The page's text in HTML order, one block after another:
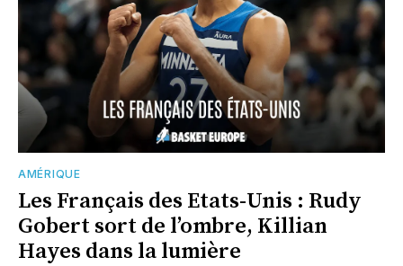
AMÉRIQUE
Les Français des Etats-Unis : Rudy
Gobert sort de l’ombre, Killian
Hayes dans la lumière